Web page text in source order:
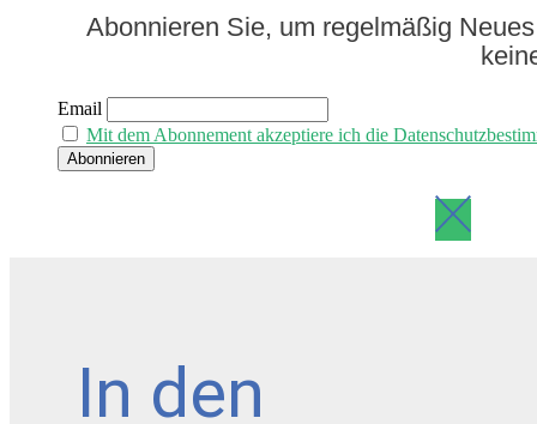
Abonnieren Sie, um regelmäßig
Email
Mit dem Abonnement akzeptiere ich die
In den